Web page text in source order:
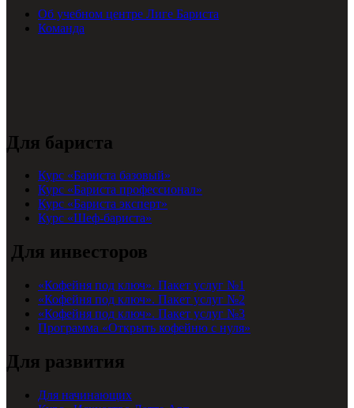
Об учебном центре Лиге Бариста
Команда
Для бариста
Курс «Бариста базовый»
Курс «Бариста профессионал»
Курс «Бариста эксперт»
Курс «Шеф-бариста»
Для инвесторов
«Кофейня под ключ». Пакет услуг №1
«Кофейня под ключ». Пакет услуг №2
«Кофейня под ключ». Пакет услуг №3
Программа «Открыть кофейню с нуля»
Для развития
Для начинающих